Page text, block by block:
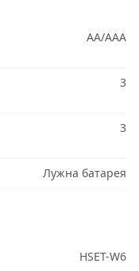
AA/AAA
3
3
Лужна батарея
HSET-W6